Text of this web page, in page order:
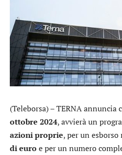
(Teleborsa) –TERNAannuncia
ottobre 2024, avvierà un
azioni proprie, per un
di euro e per un numero